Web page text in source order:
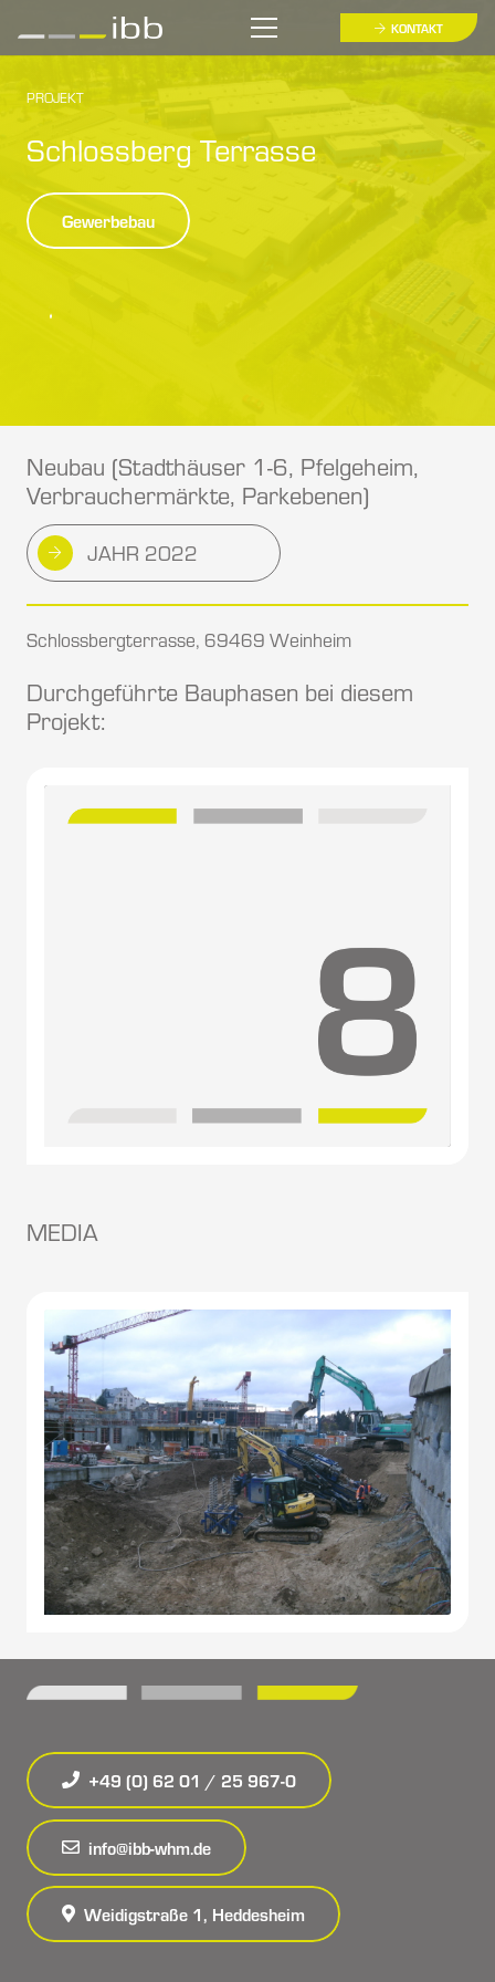
KONTAKT
PROJEKT
Schlossberg Terrasse
Gewerbebau
Neubau (Stadthäuser 1-6, Pfelgeheim,
Verbrauchermärkte, Parkebenen)
JAHR 2022
Schlossbergterrasse, 69469 Weinheim
Durchgeführte Bauphasen bei diesem
Projekt:
MEDIA
+49 (0) 62 01 / 25 967-0
info@ibb-whm.de
Weidigstraße 1, Heddesheim